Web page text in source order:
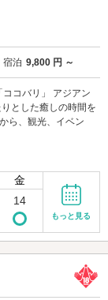
宿泊 9,800 円 ～
コバリ」 アジアン
とした癒しの時間を
ら、観光、イベン
金
14
もっと見る